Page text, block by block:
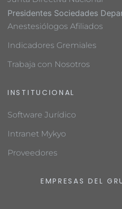
Presidentes Sociedades
Anestesiólogos Afiliados
Indicadores Gremiales
Trabaja con Nosotros
INSTITUCIONAL
Software Jurídico
Intranet Mykyo
Proveedores
EMPRESAS DEL